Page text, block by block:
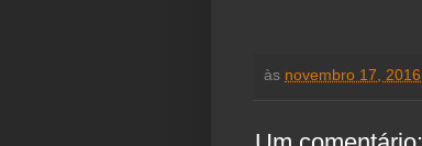
às novembro 17, 2016